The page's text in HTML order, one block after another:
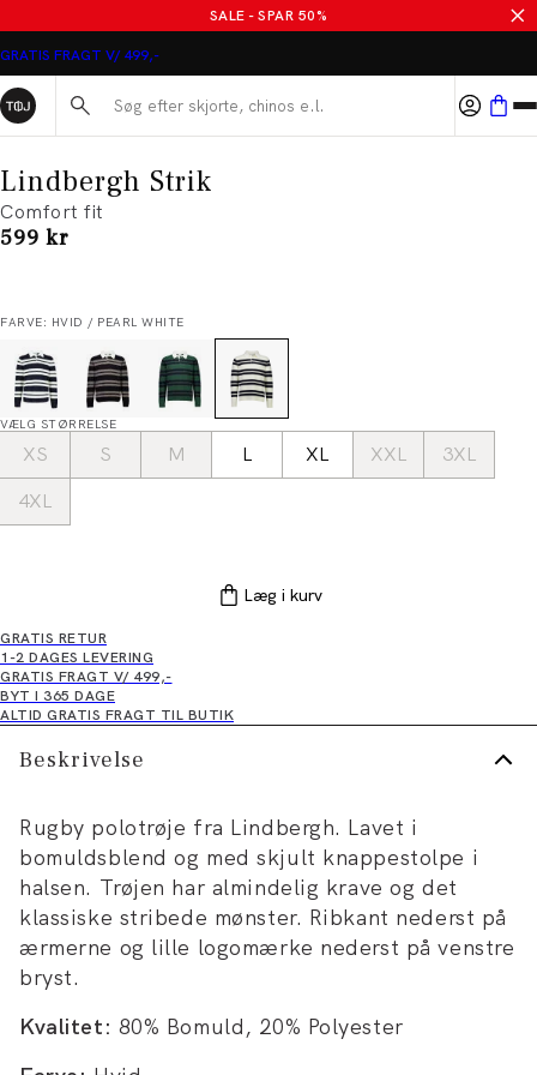
SALE - SPAR 50%
GRATIS FRAGT V/ 499,-
Søg her...
Lindbergh Strik
Comfort fit
I alt (inkl. rabat)
599 kr
FARVE: HVID / PEARL WHITE
VÆLG STØRRELSE
XS S M L XL XXL
3XL
4XL
Læg i kurv
GRATIS RETUR
1-2 DAGES LEVERING
GRATIS FRAGT V/ 499,-
BYT I 365 DAGE
ALTID GRATIS FRAGT TIL BUTIK
Beskrivelse
Rugby polotrøje fra Lindbergh. Lavet i
bomuldsblend og med skjult knappestolpe i
halsen. Trøjen har almindelig krave og det
klassiske stribede mønster. Ribkant nederst på
ærmerne og lille logomærke nederst på venstre
bryst.
Kvalitet: 80% Bomuld, 20% Polyester